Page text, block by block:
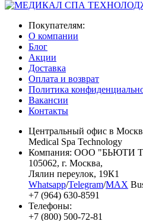
Покупателям:
О компании
Блог
Акции
Доставка
Оплата и возврат
Политика
Вакансии
Контакты
Центральный офис в
Medical Spa Technology
Компания: ООО
105062, г. Москва,
Лялин переулок, 19К1
Whatsapp/Telegram/MAX
+7 (964) 630-8591
Телефоны:
+7 (800) 500-72-81